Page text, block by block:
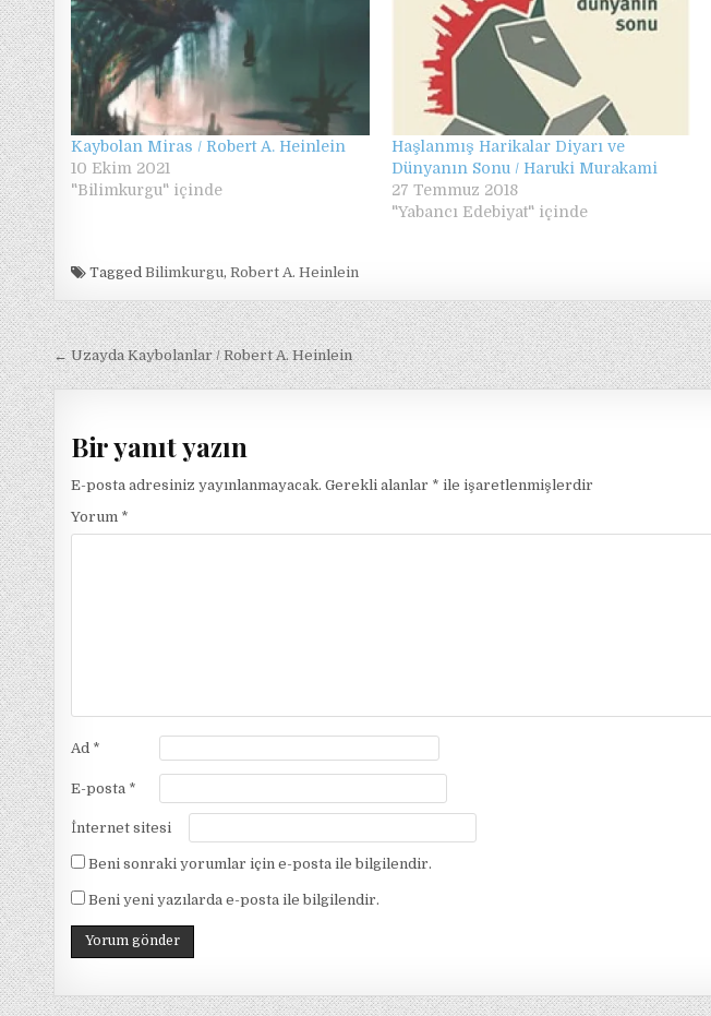
Kaybolan Miras / Robert A. Heinlein
10 Ekim 2021
"Bilimkurgu" içinde
Haşlanmış Harikalar Diyarı ve
Dünyanın Sonu / Haruki Murakami
27 Temmuz 2018
"Yabancı Edebiyat" içinde
TaggedBilimkurgu,Robert A. Heinlein
Yazı
gezinmesi
← Uzayda Kaybolanlar / Robert A. Heinlein
Bir yanıt yazın
E-posta adresiniz yayınlanmayacak. Gerekli alanlar * ile işaretlenmişlerdir
Yorum *
Ad *
E-posta *
İnternet sitesi
Beni sonraki yorumlar için e-posta ile bilgilendir.
Beni yeni yazılarda e-posta ile bilgilendir.